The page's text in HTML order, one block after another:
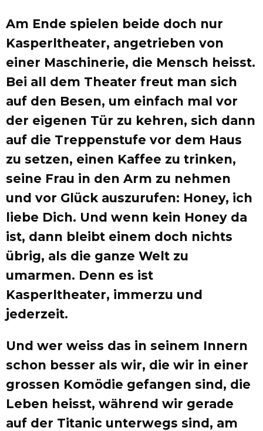
Am Ende spielen beide doch nur
Kasperltheater, angetrieben von
einer Maschinerie, die Mensch heisst.
Bei all dem Theater freut man sich
auf den Besen, um einfach mal vor
der eigenen Tür zu kehren, sich dann
auf die Treppenstufe vor dem Haus
zu setzen, einen Kaffee zu trinken,
seine Frau in den Arm zu nehmen
und vor Glück auszurufen: Honey, ich
liebe Dich. Und wenn kein Honey da
ist, dann bleibt einem doch nichts
übrig, als die ganze Welt zu
umarmen. Denn es ist
Kasperltheater, immerzu und
jederzeit.
Und wer weiss das in seinem Innern
schon besser als wir, die wir in einer
grossen Komödie gefangen sind, die
Leben heisst, während wir gerade
auf der Titanic unterwegs sind, am